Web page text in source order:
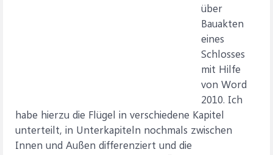
über
Bauakten
eines
Schlosses
mit Hilfe
von Word
2010. Ich
habe hierzu die Flügel in verschiedene Kapitel
unterteilt, in Unterkapiteln nochmals zwischen
Innen und Außen differenziert und die